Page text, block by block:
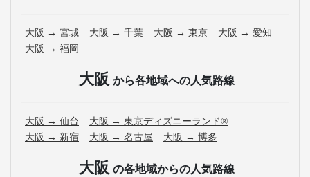
大阪 → 宮城 大阪 → 千葉 大阪 → 東京
大阪 → 愛知
大阪 → 福岡
大阪 から各地域への人気路線
大阪 → 仙台
大阪 → 東京ディズニーランド®
大阪 → 新宿
大阪 → 名古屋 大阪 → 博多
大阪 の各地域からの人気路線